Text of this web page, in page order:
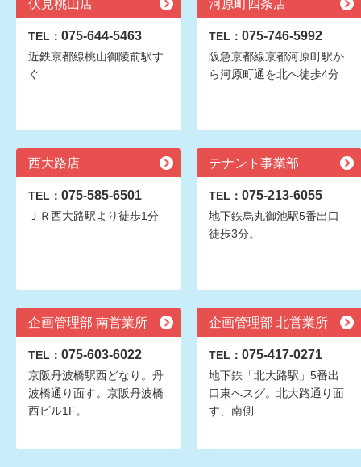
伏見桃山店
TEL： 075-644-5463
近鉄京都線桃山御陵前駅す
ぐ
河原町四条店
TEL： 075-746-5992
阪急京都線京都河原町駅か
ら河原町通を北へ徒歩4分
西大路店
TEL： 075-585-6501
ＪＲ西大路駅より徒歩1分
テナント事業部
TEL： 075-213-6055
地下鉄烏丸御池駅5番出口
徒歩3分。
企画管理部 南営業所
TEL： 075-603-6022
京阪丹波橋駅西どなり。丹
波橋通り面す。京阪丹波橋
西ビル1F。
企画管理部 北営業所
TEL： 075-417-0271
地下鉄「北大路駅」5番出
口東へスグ。北大路通り面
す、南側